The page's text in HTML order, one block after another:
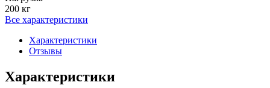
200 кг
Все характеристики
Характеристики
Отзывы
Характеристики